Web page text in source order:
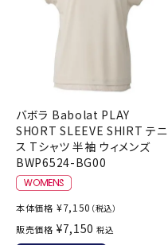
バボラ Babolat PLAY
SHORT SLEEVE SHIRT テニ
ス Tシャツ 半袖 ウィメンズ
BWP6524-BG00
本体価格 ¥7,150 （税込）
販売価格 ¥7,150 税込